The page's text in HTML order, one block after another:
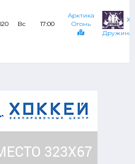
Вс 17:00
Арктика
Огонь
ХК
Дружина